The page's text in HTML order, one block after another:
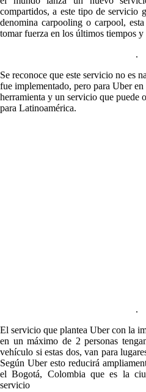
compartidos, a este tipo de servicio
denomina carpooling o carpool,
tomar fuerza en los últimos tiempos
.
Se reconoce que este servicio no es
fue implementado, pero para Uber en
herramienta y un servicio que puede
para Latinoamérica.
.
El servicio que plantea Uber con la
en un máximo de 2 personas
vehículo si estas dos, van para
Según Uber esto reducirá
el Bogotá, Colombia que es la
servicio